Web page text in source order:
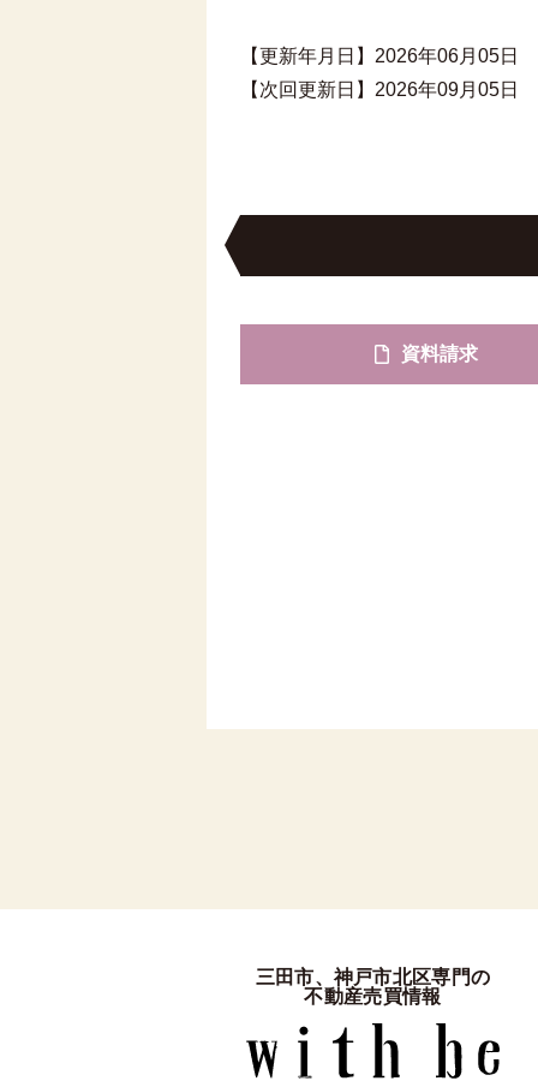
【更新年月日】2026年06月05日
【次回更新日】2026年09月05日
資料請求
三田市、神戸市北区専門の
不動産売買情報